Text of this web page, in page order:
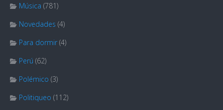
Música (781)
Novedades (4)
Para dormir (4)
Perú (62)
Polémico (3)
Politiqueo (112)